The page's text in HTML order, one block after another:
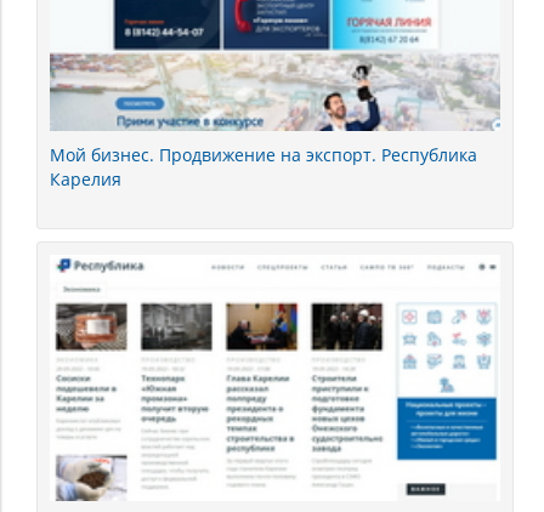
Мой бизнес. Продвижение на экспорт. Республика
Карелия